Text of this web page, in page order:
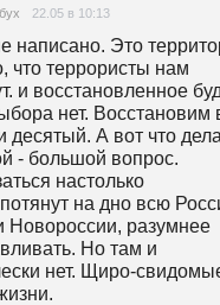
22.05 в 10:13
написано. Это
что террористы нам
и восстановленное
нет. Восстановим
десятый. А вот что
- большой вопрос.
настолько
на дно всю
Новороссии, разумнее
Но там и
нет. Щиро-